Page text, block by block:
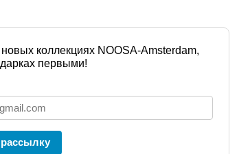
коллекциях NOOSA-Amsterdam,
первыми!